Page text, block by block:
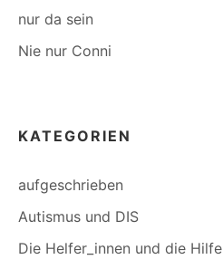
nur da sein
Nie nur Conni
KATEGORIEN
aufgeschrieben
Autismus und DIS
Die Helfer_innen und die Hilfe